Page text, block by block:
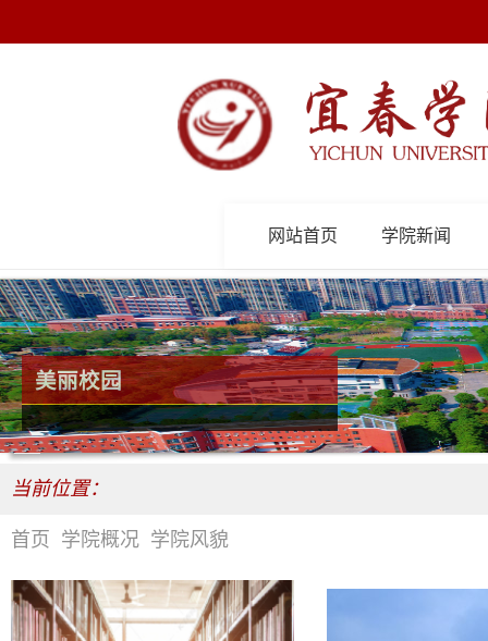
网站首页 学院新闻
美丽校园
当前位置：
首页 学院概况 学院风貌